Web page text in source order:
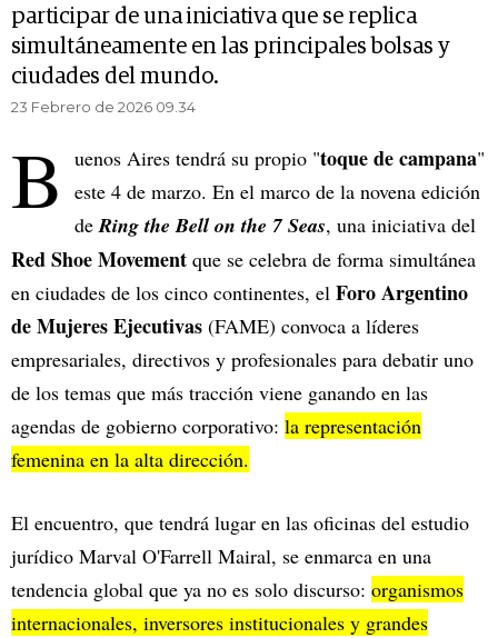
participar de una iniciativa que se replica
simultáneamente en las principales bolsas y
ciudades del mundo.
23 Febrero de 2026 09.34
B uenos Aires tendrá su propio "toque de campana"
este 4 de marzo. En el marco de la novena edición
deRing the Bell on the 7 Seas, una iniciativa del
Red Shoe Movement que se celebra de forma simultánea
en ciudades de los cinco continentes, el Foro Argentino
de Mujeres Ejecutivas (FAME) convoca a líderes
empresariales, directivos y profesionales para debatir uno
de los temas que más tracción viene ganando en las
agendas de gobierno corporativo: la representación
femenina en la alta dirección.
El encuentro, que tendrá lugar en las oficinas del estudio
jurídico Marval O'Farrell Mairal, se enmarca en una
tendencia global que ya no es solo discurso: organismos
internacionales, inversores institucionales y grandes